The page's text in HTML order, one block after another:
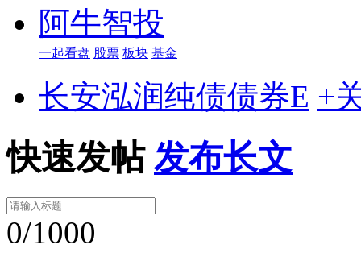
阿牛智投
一起看盘 股票 板块 基金
长安泓润纯债债券E +
快速发帖 发布长文
0/1000